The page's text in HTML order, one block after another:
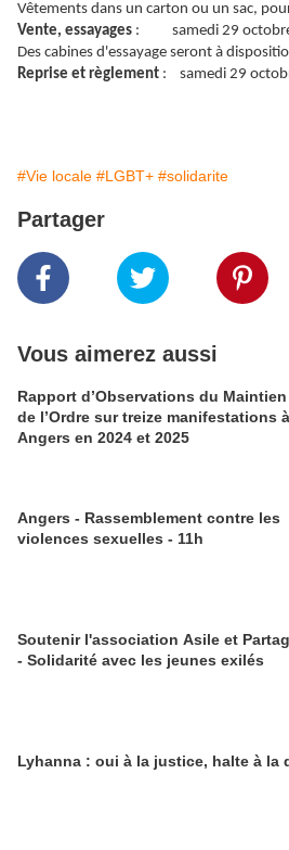
Vêtements dans un carton ou un sac,
Vente, essayages : samedi 29 octobre
Des cabines d'essayage seront à
Reprise et règlement : samedi 29
#Vie locale #LGBT+ #solidarite
Partager
Vous aimerez aussi
Rapport d’Observations du Maintien
de l’Ordre sur treize manifestations à
Angers en 2024 et 2025
Angers - Rassemblement contre les
violences sexuelles - 11h
Soutenir l'association Asile et
- Solidarité avec les jeunes exilés
Lyhanna : oui à la justice, halte à la